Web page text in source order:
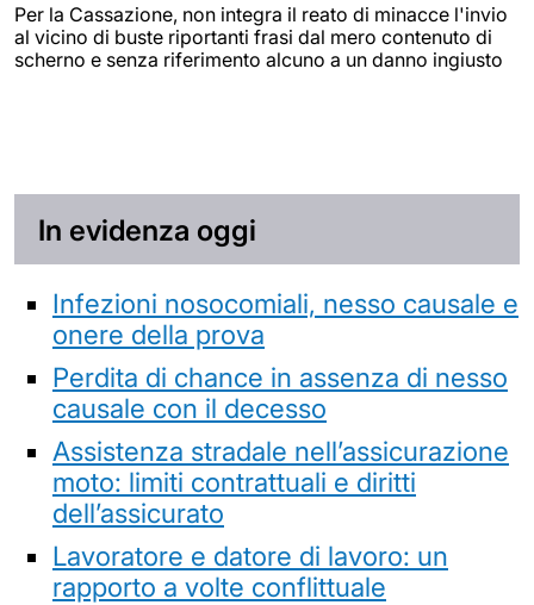
Per la Cassazione, non integra il reato di minacce l'invio
al vicino di buste riportanti frasi dal mero contenuto di
scherno e senza riferimento alcuno a un danno ingiusto
In evidenza oggi
Infezioni nosocomiali, nesso causale e
onere della prova
Perdita di chance in assenza di nesso
causale con il decesso
Assistenza stradale nell’assicurazione
moto: limiti contrattuali e diritti
dell’assicurato
Lavoratore e datore di lavoro: un
rapporto a volte conflittuale